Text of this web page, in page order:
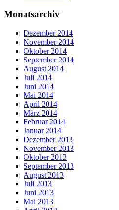
Monatsarchiv
Dezember 2014
November 2014
Oktober 2014
September 2014
August 2014
Juli 2014
Juni 2014
Mai 2014
April 2014
März 2014
Februar 2014
Januar 2014
Dezember 2013
November 2013
Oktober 2013
September 2013
August 2013
Juli 2013
Juni 2013
Mai 2013